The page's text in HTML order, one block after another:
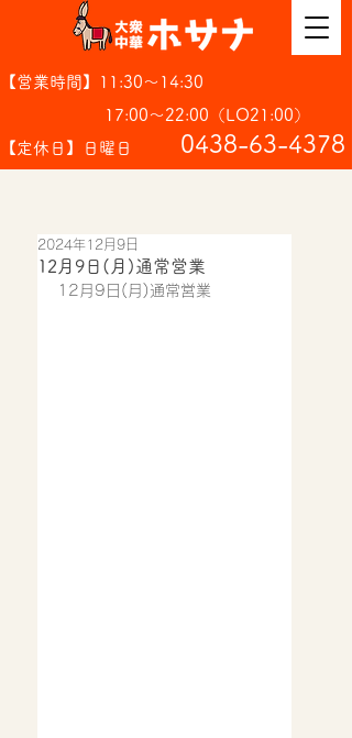
【営業時間】11:30～14:30
17:00～22:00（LO21:00）
【定休日】日曜日
​0438-63-4378
12月9日(月)通常営業
2024年12月9日
12月9日(月)通常営業